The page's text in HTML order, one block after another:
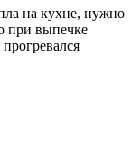
на кухне, нужно
при выпечке